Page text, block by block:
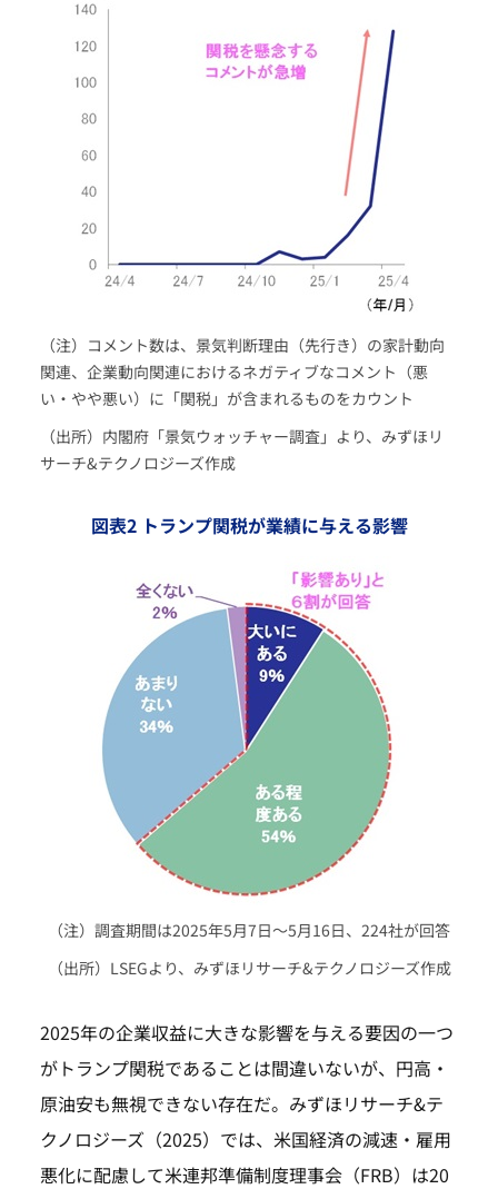
（注）コメント数は、景気判断理由（先行き）の家計動向
関連、企業動向関連におけるネガティブなコメント（悪
い・やや悪い）に「関税」が含まれるものをカウント
（出所）内閣府「景気ウォッチャー調査」より、みずほリ
サーチ&テクノロジーズ作成
図表2 トランプ関税が業績に与える影響
（注）調査期間は2025年5月7日～5月16日、224社が回答
（出所）LSEGより、みずほリサーチ&テクノロジーズ作成
2025年の企業収益に大きな影響を与える要因の一つ
がトランプ関税であることは間違いないが、円高・
原油安も無視できない存在だ。みずほリサーチ&テ
クノロジーズ（2025）では、米国経済の減速・雇用
悪化に配慮して米連邦準備制度理事会（FRB）は20